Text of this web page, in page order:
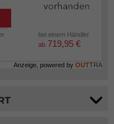
bei einem Händler
ab 719,95 €
Anzeige, powered by OUTTRA